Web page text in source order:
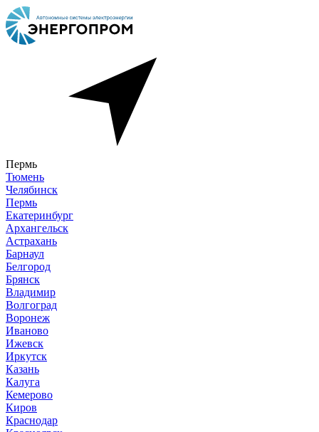
Пермь
Тюмень
Челябинск
Пермь
Екатеринбург
Архангельск
Астрахань
Барнаул
Белгород
Брянск
Владимир
Волгоград
Воронеж
Иваново
Ижевск
Иркутск
Казань
Калуга
Кемерово
Киров
Краснодар